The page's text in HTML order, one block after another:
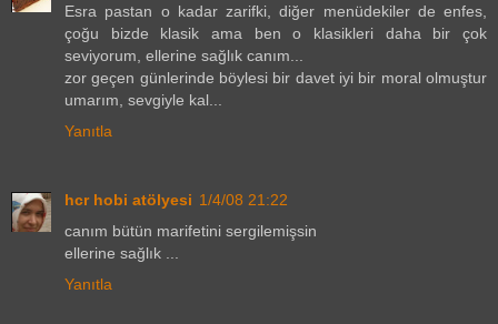
Esra pastan o kadar zarifki, diğer menüdekiler de enfes,
çoğu bizde klasik ama ben o klasikleri daha bir çok
seviyorum, ellerine sağlık canım...
zor geçen günlerinde böylesi bir davet iyi bir moral olmuştur
umarım, sevgiyle kal...
Yanıtla
hcr hobi atölyesi 1/4/08 21:22
canım bütün marifetini sergilemişsin
ellerine sağlık ...
Yanıtla